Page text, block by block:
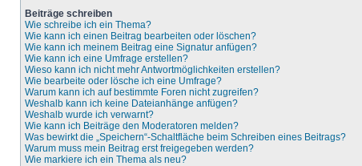
Beiträge schreiben
Wie schreibe ich ein Thema?
Wie kann ich einen Beitrag bearbeiten oder löschen?
Wie kann ich meinem Beitrag eine Signatur anfügen?
Wie kann ich eine Umfrage erstellen?
Wieso kann ich nicht mehr Antwortmöglichkeiten erstellen?
Wie bearbeite oder lösche ich eine Umfrage?
Warum kann ich auf bestimmte Foren nicht zugreifen?
Weshalb kann ich keine Dateianhänge anfügen?
Weshalb wurde ich verwarnt?
Wie kann ich Beiträge den Moderatoren melden?
Was bewirkt die „Speichern“-Schaltfläche beim Schreiben eines Beitrags?
Warum muss mein Beitrag erst freigegeben werden?
Wie markiere ich ein Thema als neu?